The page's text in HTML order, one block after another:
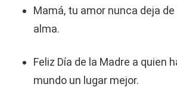
Mamá, tu amor nunca deja
alma.
Feliz Día de la Madre a quien
mundo un lugar mejor.